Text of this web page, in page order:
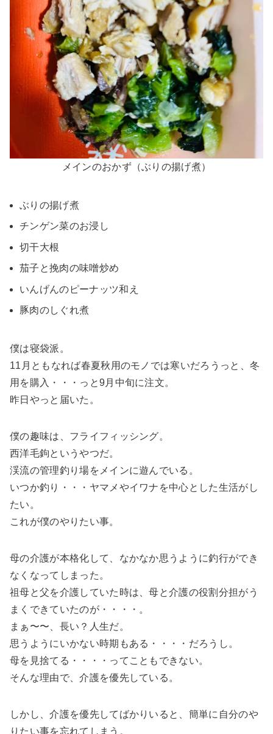
メインのおかず（ぶりの揚げ煮）
ぶりの揚げ煮
チンゲン菜のお浸し
切干大根
茄子と挽肉の味噌炒め
いんげんのピーナッツ和え
豚肉のしぐれ煮
僕は寝袋派。
11月ともなれば春夏秋用のモノでは寒いだろうっと、冬
用を購入・・・っと9月中旬に注文。
昨日やっと届いた。
僕の趣味は、フライフィッシング。
西洋毛鉤というやつだ。
渓流の管理釣り場をメインに遊んでいる。
いつか釣り・・・ヤマメやイワナを中心とした生活がし
たい。
これが僕のやりたい事。
母の介護が本格化して、なかなか思うように釣行ができ
なくなってしまった。
祖母と父を介護していた時は、母と介護の役割分担がう
まくできていたのが・・・・。
まぁ〜〜、長い？人生だ。
思うようにいかない時期もある・・・・だろうし。
母を見捨てる・・・・ってこともできない。
そんな理由で、介護を優先している。
しかし、介護を優先してばかりいると、簡単に自分のや
りたい事を忘れてしまう。